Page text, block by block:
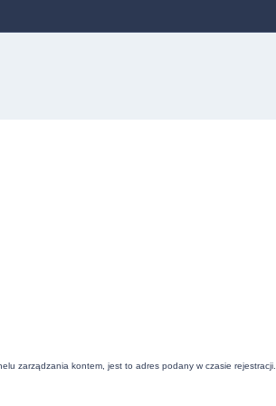
zarządzania kontem, jest to adres podany w czasie rejestracji.